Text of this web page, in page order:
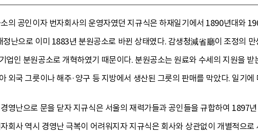
의 공인이자 번자회사의 운영자였던 지규식은 하재일기에서 1890년대와
난으로 이미 1883년 분원공소로 바뀐 상태였다. 감생청減省廳이 조정의
업인 분원공소로 개혁하였기 때문이다. 분원공소는 원료와 수세의 지원을
외국 그릇이나 해주·양구 등 지방에서 생산된 그릇의 판매를 막았다. 일기
영난으로 문을 닫자 지규식은 서울의 재력가들과 공인들을 규합하여 1897
회사 역시 경영난 극복이 어려워지자 지규식은 회사와 상관없이 개별적으